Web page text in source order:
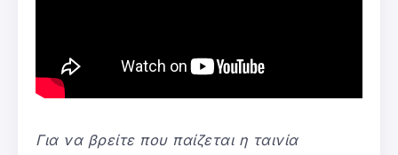
Για να βρείτε που παίζεται η ταινία